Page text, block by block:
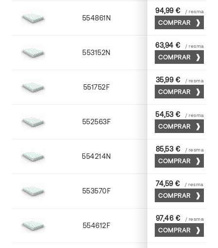
554861N 63 x 88
94,99 € / resma
COMPRAR
553152N 52 x 70
63,94 € / resma
COMPRAR
551752F 52 x 70
35,99 € / resma
COMPRAR
552563F 63 x 88
54,53 € / resma
COMPRAR
554214N 72 x 102
85,53 € / resma
COMPRAR
553570F 70 x 100
74,59 € / resma
COMPRAR
554612F 72 x 102
97,46 € / resma
COMPRAR